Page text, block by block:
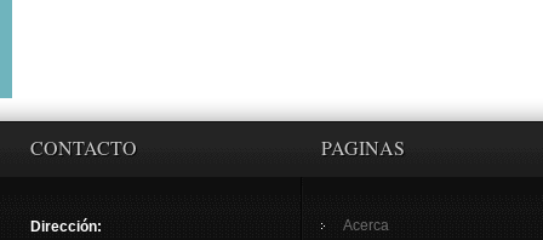
CONTACTO
Dirección:
PAGINAS
Acerca